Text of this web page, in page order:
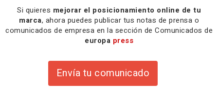
Si quieres mejorar el posicionamiento online de tu
marca, ahora puedes publicar tus notas de prensa o
comunicados de empresa en la sección de Comunicados de
europa press
Envía tu comunicado